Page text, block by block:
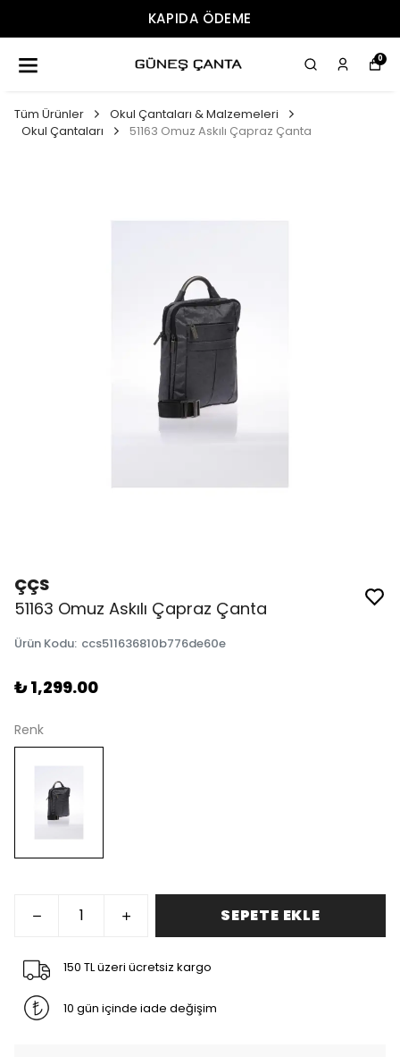
KAPIDA ÖDEME
0
Tüm Ürünler
Okul Çantaları & Malzemeleri
Okul Çantaları
51163 Omuz Askılı Çapraz Çanta
ÇÇS
51163 Omuz Askılı Çapraz Çanta
Ürün Kodu: ccs511636810b776de60e
₺ 1,299.00
Renk
SEPETE EKLE
150 TL üzeri ücretsiz kargo
10 gün içinde iade değişim